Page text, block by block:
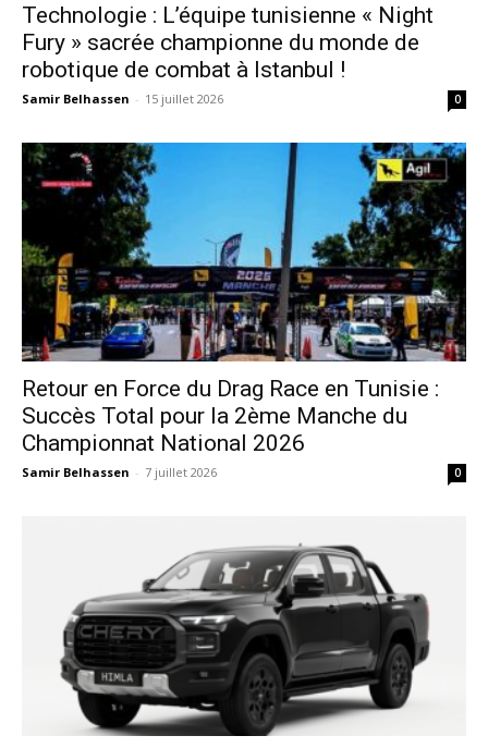
Technologie : L’équipe tunisienne « Night
Fury » sacrée championne du monde de
robotique de combat à Istanbul !
Samir Belhassen - 15 juillet 2026 0
Retour en Force du Drag Race en Tunisie :
Succès Total pour la 2ème Manche du
Championnat National 2026
Samir Belhassen - 7 juillet 2026 0